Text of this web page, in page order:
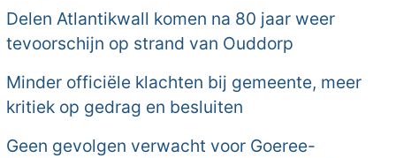
Delen Atlantikwall komen na 80 jaar weer
tevoorschijn op strand van Ouddorp
Minder officiële klachten bij gemeente, meer
kritiek op gedrag en besluiten
Geen gevolgen verwacht voor Goeree-